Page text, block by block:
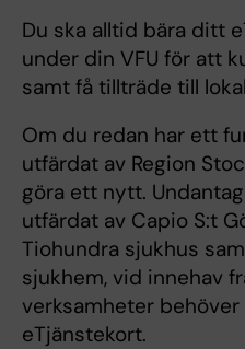
Du ska alltid bära ditt
under din VFU för att
samt få tillträde till
Om du redan har ett
utfärdat av Region
göra ett nytt.
utfärdat av Capio S:t
Tiohundra sjukhus
sjukhem, vid innehav
verksamheter
eTjänstekort.